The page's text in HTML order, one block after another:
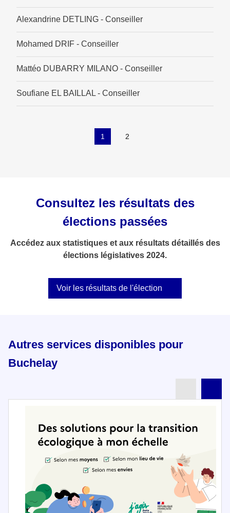
Alexandrine DETLING - Conseiller
Mohamed DRIF - Conseiller
Mattéo DUBARRY MILANO - Conseiller
Soufiane EL BAILLAL - Conseiller
1 2
Consultez les résultats des
élections passées
Accédez aux statistiques et aux résultats détaillés des
élections législatives 2024.
Voir les résultats de l'élection
Autres services disponibles pour
Buchelay